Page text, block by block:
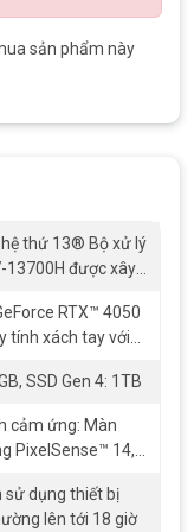
4 loa Omnisonic và
ai với bản lề dệt
suất, chế độ Giai
để sáng tạo.
2 có tích hợp bộ
sản phẩm này
hệ thứ 13® Bộ xử lý
13700H được xây
RTX™ 4050
tính xách tay với
tăng 2130 MHz,
SSD Gen 4: 1TB
cảm ứng: Màn
PixelSense™ 14,4
PPI), Tốc độ làm
120Hz, Tỷ lệ
sử dụng thiết bị
lên tới 18 giờ